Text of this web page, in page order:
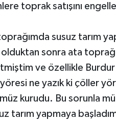
toprak satışını
susuz tarım
sonra ata
ve özellikle
ne yazık ki çöller
kurudu. Bu sorunla
tarım yapmaya